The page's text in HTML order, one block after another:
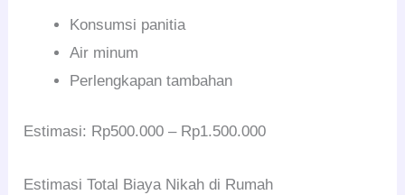
Konsumsi panitia
Air minum
Perlengkapan tambahan
Estimasi: Rp500.000 – Rp1.500.000
Estimasi Total Biaya Nikah di Rumah